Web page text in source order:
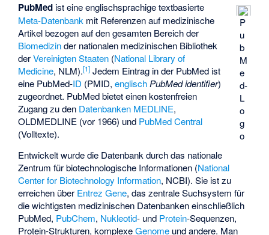
P
u
b
M
e
d-
L
o
g
o
PubMed ist eine englischsprachige textbasierte
Meta-Datenbank mit Referenzen auf medizinische
Artikel bezogen auf den gesamten Bereich der
Biomedizinder nationalen medizinischen Bibliothek
derVereinigten Staaten (National Library of
Medicine, NLM).[1] Jedem Eintrag in der PubMed ist
eine PubMed-ID (PMID,englisch PubMed identifier)
zugeordnet. PubMed bietet einen kostenfreien
Zugang zu den Datenbanken MEDLINE,
OLDMEDLINE (vor 1966) und PubMed Central
(Volltexte).
Entwickelt wurde die Datenbank durch das nationale
Zentrum für biotechnologische Informationen (National
Center for Biotechnology Information, NCBI). Sie ist zu
erreichen über Entrez Gene, das zentrale Suchsystem für
die wichtigsten medizinischen Datenbanken einschließlich
PubMed, PubChem, Nukleotid- und Protein-Sequenzen,
Protein-Strukturen, komplexeGenome und andere. Man